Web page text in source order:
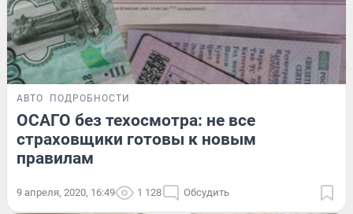
АВТО ПОДРОБНОСТИ
ОСАГО без техосмотра: не все
страховщики готовы к новым
правилам
9 апреля, 2020, 16:49 1 128 Обсудить